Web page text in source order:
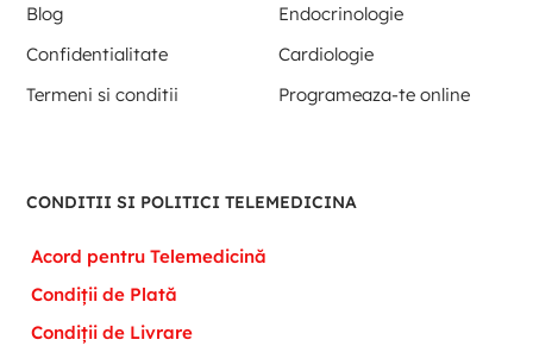
Blog
Endocrinologie
Confidentialitate
Cardiologie
Termeni si conditii
Programeaza-te online
CONDITII SI POLITICI TELEMEDICINA
Acord pentru Telemedicină
Condiții de Plată
Condiții de Livrare